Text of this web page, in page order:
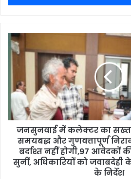
r
y
u
a
जनसुनवाई में कलेक्टर का सख्त
समयबद्ध और गुणवत्तापूर्ण
बर्दाश्त नहीं होगी,97 आवेदकों
सुनीं, अधिकारियों को जवाबदेही
के निर्देश